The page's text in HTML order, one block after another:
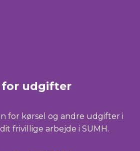
for udgifter
for kørsel og andre udgifter i
frivillige arbejde i SUMH.